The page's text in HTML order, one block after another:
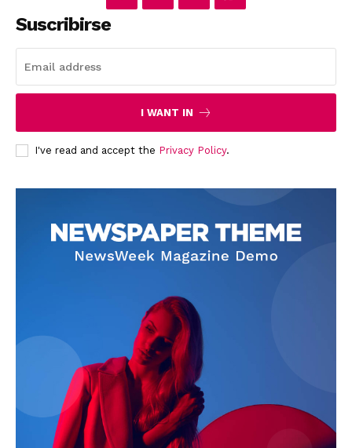
SUBSCRIBE NOW
Company
Contact us
Subscription Plans
Suscribirse
I WANT IN
I've read and accept the Privacy Policy.